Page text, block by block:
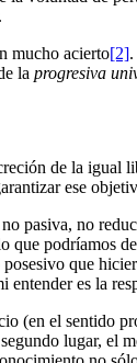
mucho acierto[2]
la progresiva
de la igual
ese
pasiva, no
que podríamos
que
es la
(en el sentido
lugar, el